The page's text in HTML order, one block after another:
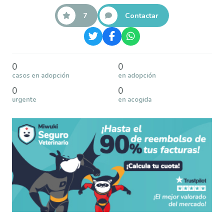
7 Contactar
0
casos en adopción
0
en adopción
0
urgente
0
en acogida